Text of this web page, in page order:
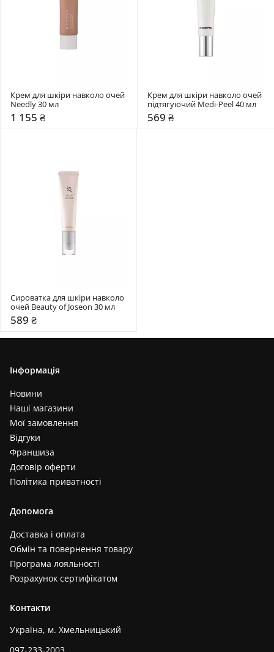
Крем для шкіри навколо очей
Needly 30 мл
1 155 ₴
Крем для шкіри навколо очей
підтягуючий Medi-Peel 40 мл
569 ₴
Сироватка для шкіри навколо
очей Beauty of Joseon 30 мл
589 ₴
Інформація
Новини
Наші магазини
Мої замовлення
Відгуки
Франшиза
Договір оферти
Політика приватності
Допомога
Доставка і оплата
Обмін та повернення товару
Програма лояльності
Розрахунок сертифікатом
Контакти
Україна, м. Хмельницький